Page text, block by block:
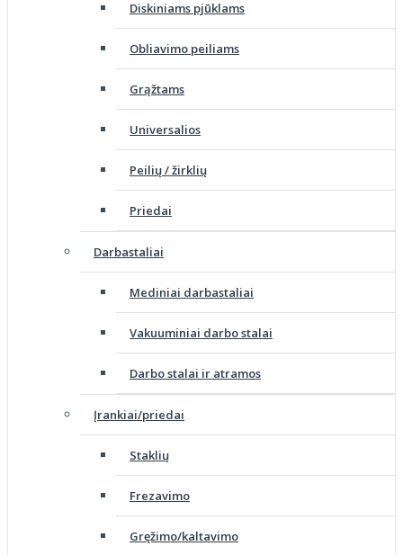
Diskiniams pjūklams
Obliavimo peiliams
Grąžtams
Universalios
Peilių / žirklių
Priedai
Darbastaliai
Mediniai darbastaliai
Vakuuminiai darbo stalai
Darbo stalai ir atramos
Įrankiai/priedai
Staklių
Frezavimo
Gręžimo/kaltavimo